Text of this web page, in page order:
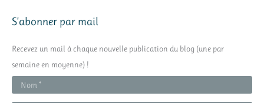
h
r
c
h
e
S’abonner par mail
Recevez un mail à chaque nouvelle publication du blog (une par
semaine en moyenne) !